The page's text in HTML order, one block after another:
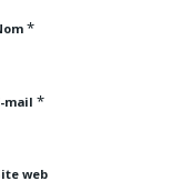
*
mail *
web